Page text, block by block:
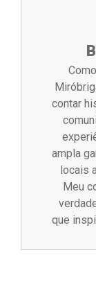
contar
ampla
locais
Meu
que